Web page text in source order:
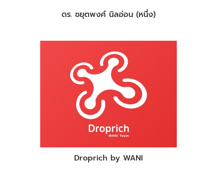
ดร. ชยุตพงศ์ นิลอ่อน (หนึ่ง)
Droprich by WANI